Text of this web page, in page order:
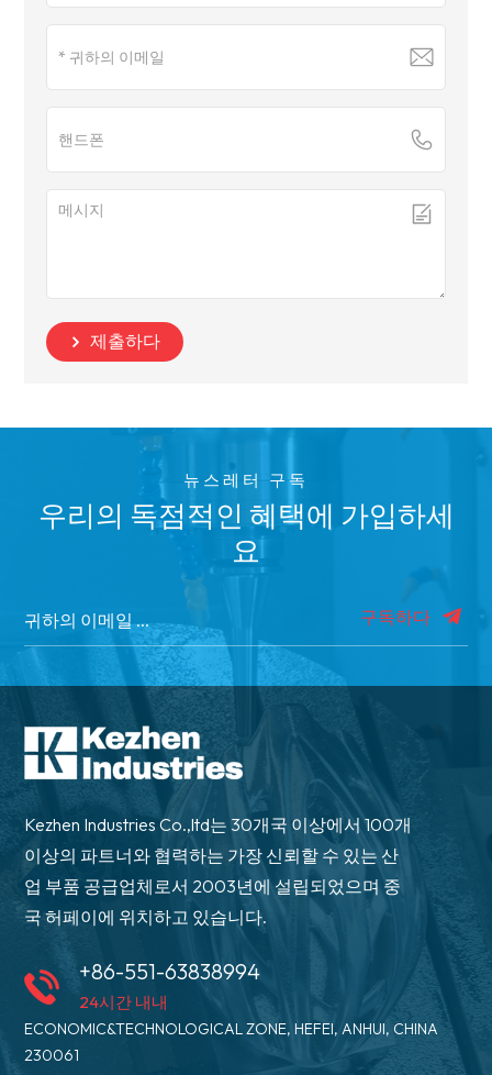
제출하다
뉴스레터 구독
우리의 독점적인 혜택에 가입하세
요
구독하다
Kezhen Industries Co.,ltd는 30개국 이상에서 100개
이상의 파트너와 협력하는 가장 신뢰할 수 있는 산
업 부품 공급업체로서 2003년에 설립되었으며 중
국 허페이에 위치하고 있습니다.
+86-551-63838994
24시간 내내
ECONOMIC&TECHNOLOGICAL ZONE, HEFEI, ANHUI, CHINA
230061